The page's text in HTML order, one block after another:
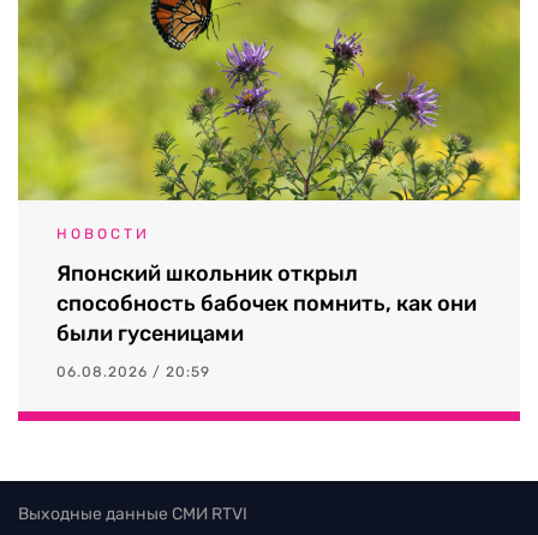
НОВОСТИ
Японский школьник открыл
способность бабочек помнить, как они
были гусеницами
06.08.2026 / 20:59
Выходные данные СМИ RTVI